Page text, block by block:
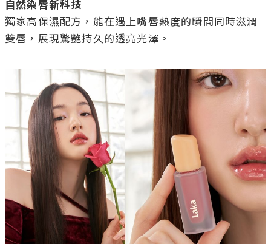
自然染唇新科技
獨家高保濕配方，能在遇上嘴唇熱度的瞬間同時滋潤
雙唇，展現驚艷持久的透亮光澤。